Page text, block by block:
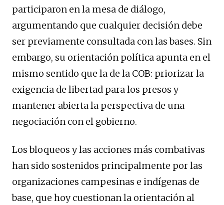
participaron en la mesa de diálogo,
argumentando que cualquier decisión debe
ser previamente consultada con las bases. Sin
embargo, su orientación política apunta en el
mismo sentido que la de la COB: priorizar la
exigencia de libertad para los presos y
mantener abierta la perspectiva de una
negociación con el gobierno.
Los bloqueos y las acciones más combativas
han sido sostenidos principalmente por las
organizaciones campesinas e indígenas de
base, que hoy cuestionan la orientación al